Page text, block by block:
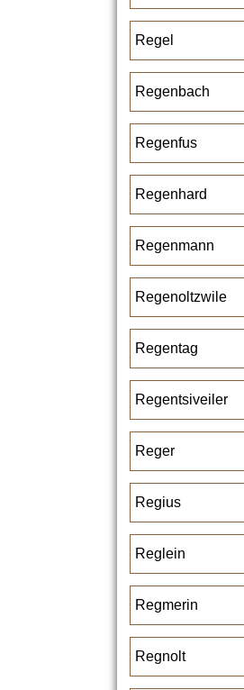
Regel
Regenbach
Regenfus
Regenhard
Regenmann
Regenoltzwile
Regentag
Regentsiveiler
Reger
Regius
Reglein
Regmerin
Regnolt